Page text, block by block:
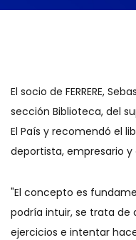
El socio de FERRERE,
sección Biblioteca, del
El País y recomendó el
deportista, empresario y
"El concepto es
podría intuir, se trata de
ejercicios e intentar